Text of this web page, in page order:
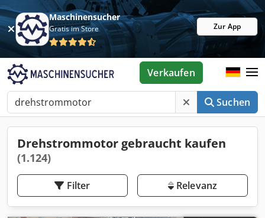
Maschinensucher
Gratis im Store Zur App
Suchen
Verkaufen
Drehstrommotor gebraucht kaufen
(1.124)
Filter Relevanz